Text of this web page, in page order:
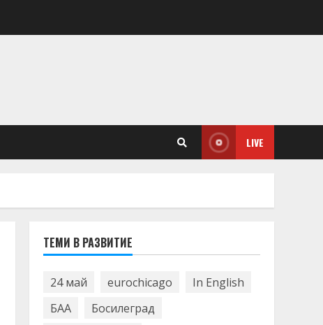
LIVE
ТЕМИ В РАЗВИТИЕ
24 май eurochicago
In English
БАА
Босилеград